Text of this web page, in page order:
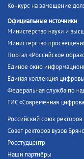
Конкурс на замещение
Официальные источники
Министерство науки и
Министерство
Портал «Российское
Единое окно
Единая коллекция
Федеральная служба по
ГИС «Современная
Российский союз ректоров
Совет ректоров вузов
Росстудцентр
Наши партнёры